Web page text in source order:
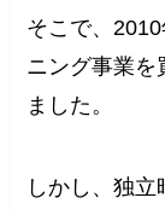
そこで、
ニング事業を
ました。
しかし、独